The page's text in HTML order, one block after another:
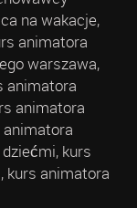
na wakacje,
animatora
warszawa,
animatora
animatora
kurs
kurs animatora